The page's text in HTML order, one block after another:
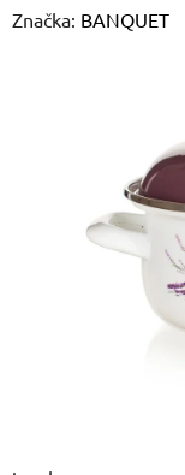
hodnocení
Značka: BANQUET